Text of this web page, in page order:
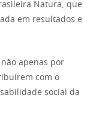
Natura, que
em resultados e
apenas por
com o
social da